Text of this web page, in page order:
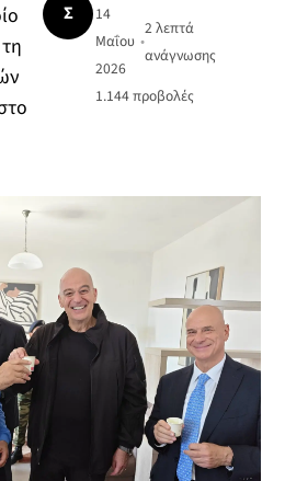
Σ
14
Μαΐου
2026
•
2 λεπτά
ανάγνωσης
1.144προβολές